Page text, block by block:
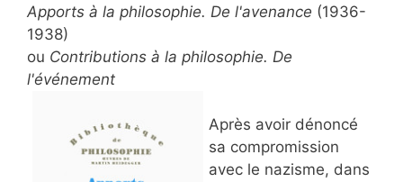
Apports à la philosophie. De l'avenance (1936-
1938)
ou Contributions à la philosophie. De
l'événement
Après avoir dénoncé
sa compromission
avec le nazisme, dans